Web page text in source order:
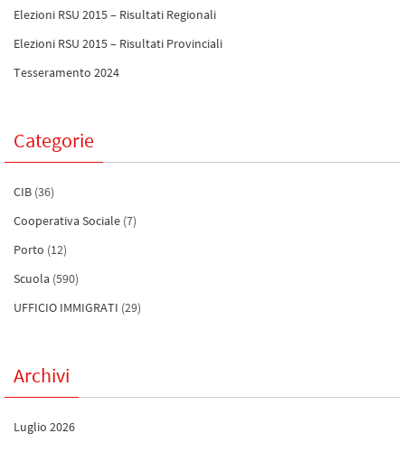
Elezioni RSU 2015 – Risultati Regionali
Elezioni RSU 2015 – Risultati Provinciali
Tesseramento 2024
Categorie
CIB (36)
Cooperativa Sociale (7)
Porto (12)
Scuola (590)
UFFICIO IMMIGRATI (29)
Archivi
Luglio 2026